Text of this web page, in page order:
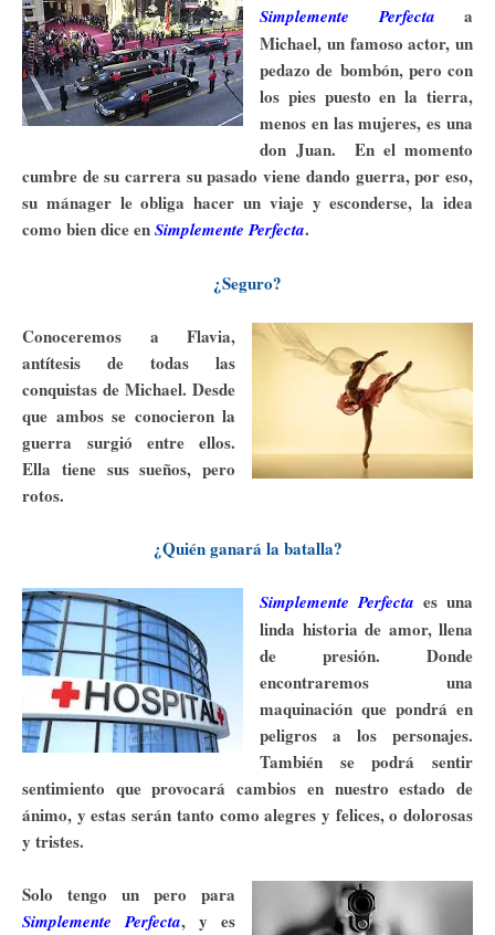
Simplemente Perfecta a
Michael, un famoso actor, un
pedazo de bombón, pero con
los pies puesto en la tierra,
menos en las mujeres, es una
don Juan. En el momento
cumbre de su carrera su pasado viene dando guerra, por eso,
su mánager le obliga hacer un viaje y esconderse, la idea
como bien dice enSimplemente Perfecta.
¿Seguro?
Conoceremos a Flavia,
antítesis de todas las
conquistas de Michael. Desde
que ambos se conocieron la
guerra surgió entre ellos.
Ella tiene sus sueños, pero
rotos.
¿Quién ganará la batalla?
Simplemente Perfecta es una
linda historia de amor, llena
de presión. Donde
encontraremos una
maquinación que pondrá en
peligros a los personajes.
También se podrá sentir
sentimiento que provocará cambios en nuestro estado de
ánimo, y estas serán tanto como alegres y felices, o dolorosas
y tristes.
Solo tengo un pero para
Simplemente Perfecta, y es